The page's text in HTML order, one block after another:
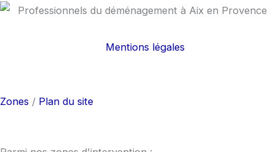
Mentions légales
a n
Zones / Plan du site